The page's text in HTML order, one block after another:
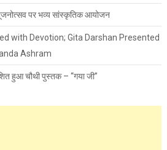
पर भव्य सांस्कृतिक आयोजन
with Devotion; Gita Darshan Presented
Ashram
हुआ चौथी पुस्तक – “गया जी”